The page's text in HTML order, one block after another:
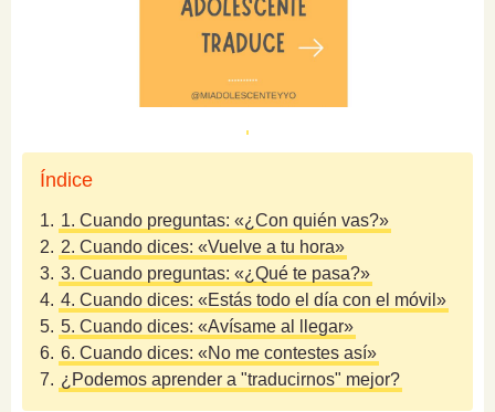
Índice
1. 1. Cuando preguntas: «¿Con quién vas?»
2. 2. Cuando dices: «Vuelve a tu hora»
3. 3. Cuando preguntas: «¿Qué te pasa?»
4. 4. Cuando dices: «Estás todo el día con el móvil»
5. 5. Cuando dices: «Avísame al llegar»
6. 6. Cuando dices: «No me contestes así»
7. ¿Podemos aprender a "traducirnos" mejor?